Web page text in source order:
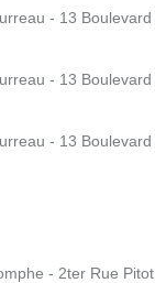
- 13
- 13
- 13
- 2ter Rue Pitot